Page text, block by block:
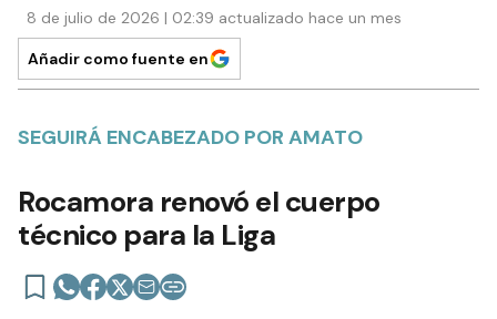
8 de julio de 2026 | 02:39 actualizado hace un mes
Añadir como fuente en
SEGUIRÁ ENCABEZADO POR AMATO
Rocamora renovó el cuerpo
técnico para la Liga